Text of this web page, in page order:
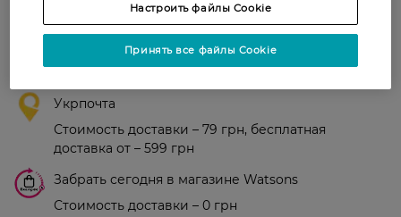
Новая почта
В отделение Новой почты - 99 грн, бесплатно
Укрпочта
Стоимость доставки – 79 грн, бесплатная
доставка от – 599 грн
Забрать сегодня в магазине Watsons
Стоимость доставки – 0 грн
Настроить файлы Cookie
Принять все файлы Cookie